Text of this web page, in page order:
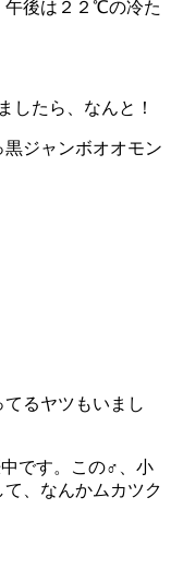
午後は２２℃の冷た
したら、なんと！
ジャンボオオモン
るヤツもいまし
です。この♂、小
、なんかムカツク